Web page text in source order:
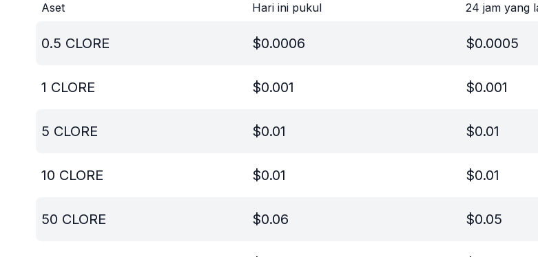
Aset Hari ini pukul 24 jam yang
0.5 CLORE $0.0006 $0.0005
1 CLORE $0.001 $0.001
5 CLORE $0.01 $0.01
10 CLORE $0.01 $0.01
50 CLORE $0.06 $0.05